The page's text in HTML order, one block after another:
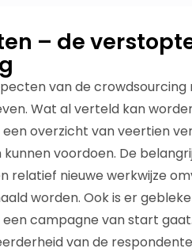
– de
van de crowdsourcing
Wat al verteld kan
overzicht van veertien
voordoen. De
nieuwe werkwijze
worden. Ook is er
campagne van start
van de